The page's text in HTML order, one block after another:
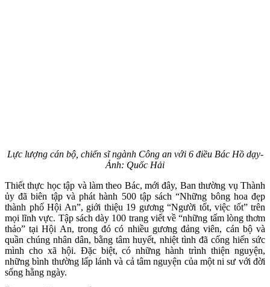
Lực lượng cán bộ, chiến sĩ ngành Công an với 6 điều Bác Hồ dạy-
Ảnh: Quốc Hải
Thiết thực học tập và làm theo Bác, mới đây, Ban thường vụ Thành
ủy đã biên tập và phát hành 500 tập sách “Những bông hoa đẹp
thành phố Hội An”, giới thiệu 19 gương “Người tốt, việc tốt” trên
mọi lĩnh vực. Tập sách dày 100 trang viết về “những tấm lòng thơm
thảo” tại Hội An, trong đó có nhiều gương đảng viên, cán bộ và
quần chúng nhân dân, bằng tâm huyết, nhiệt tình đã cống hiến sức
mình cho xã hội. Đặc biệt, có những hành trình thiện nguyện,
những bình thường lấp lánh và cả tâm nguyện của một ni sư với đời
sống hằng ngày.